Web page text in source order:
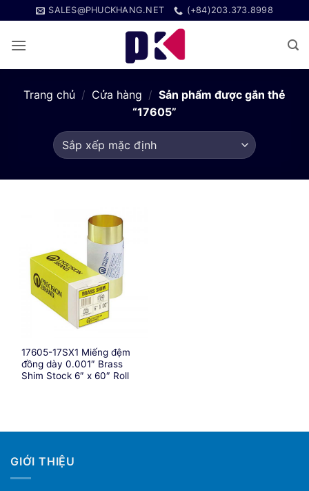
qua
nội
SALES@PHUCKHANG.NET (+84)203.373.8998
Trang chủ / Cửa hàng / Sản phẩm được gắn thẻ
“17605”
17605-17SX1 Miếng đệm
đồng dày 0.001″ Brass
Shim Stock 6″ x 60″ Roll
GIỚI THIỆU